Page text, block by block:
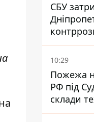
СБУ
готувала
10:29
Пожежа
РФ під
склади